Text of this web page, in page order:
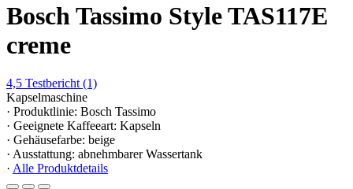
Bosch Tassimo Style TAS117E
creme
4,5 Testbericht (1)
Kapselmaschine
· Produktlinie: Bosch Tassimo
· Geeignete Kaffeeart: Kapseln
· Gehäusefarbe: beige
· Ausstattung: abnehmbarer Wassertank
· Alle Produktdetails